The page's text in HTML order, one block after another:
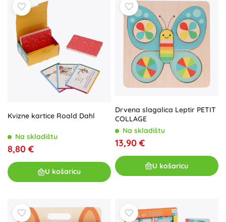
Kvizne kartice Roald Dahl
Na skladištu
8,80 €
U košaricu
Drvena slagalica Leptir PETIT
COLLAGE
Na skladištu
13,90 €
U košaricu